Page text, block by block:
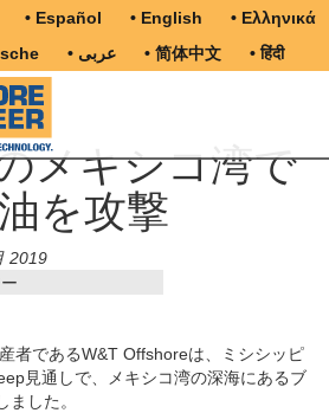
• Español • English
• Ελληνικά
• عربى • 简体中文 • हिंदी
メキシコ湾で
を攻撃
2019
者であるW&T Offshoreは、ミシシッピ
見通しで、メキシコ湾の深海にあるブ
した。